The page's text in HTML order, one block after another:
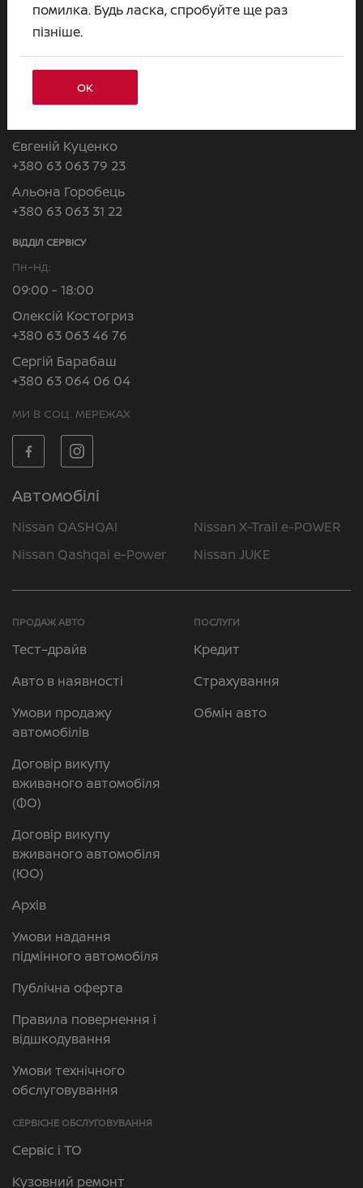
Наталія Ус
+380 63 063 31 37
Марія Кучерява
+380 63 063 31 03
Валерія Липовська
Євгеній Куценко
+380 63 063 79 23
Альона Горобець
+380 63 063 31 22
ВІДДІЛ CЕРВІСУ
Пн–Нд:
09:00 - 18:00
Олексій Костогриз
+380 63 063 46 76
Сергій Барабаш
+380 63 064 06 04
МИ В СОЦ. МЕРЕЖАХ
Автомобілі
Nissan QASHQAI
Nissan X-Trail e-POWER
Nissan Qashqai e-Power
Nissan JUKE
ПРОДАЖ АВТО
Тест–драйв
Авто в наявності
Умови продажу
автомобілів
Договір викупу
вживаного автомобіля
(ФО)
Договір викупу
вживаного автомобіля
(ЮО)
Архів
Умови надання
підмінного автомобіля
Публічна оферта
Правила повернення і
відшкодування
Умови технічного
обслуговування
ПОСЛУГИ
Кредит
Страхування
Обмін авто
СЕРВІСНЕ ОБСЛУГОВУВАННЯ
Сервіс і ТО
Кузовний ремонт
помилка. Будь ласка, спробуйте ще раз
пізніше.
ОК